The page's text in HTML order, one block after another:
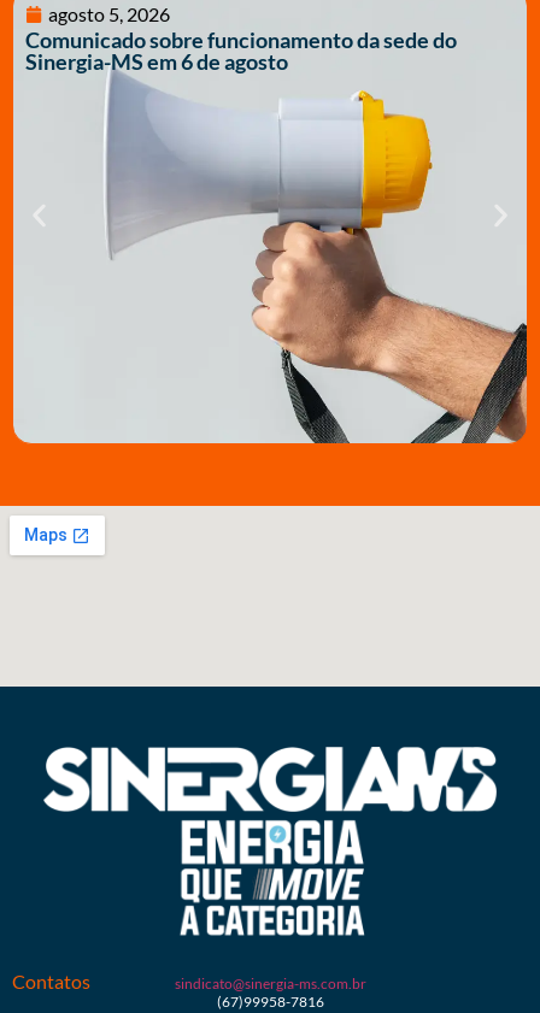
agosto 5, 2026
Comunicado sobre funcionamento da sede do
Sinergia-MS em 6 de agosto
Contatos
sindicato@sinergia-ms.com.br
(67)99958-7816